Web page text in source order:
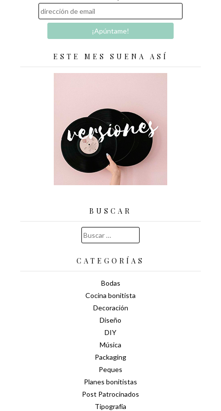
ESTE MES SUENA ASÍ
BUSCAR
Buscar:
CATEGORÍAS
Bodas
Cocina bonitista
Decoración
Diseño
DIY
Música
Packaging
Peques
Planes bonitistas
Post Patrocinados
Tipografía